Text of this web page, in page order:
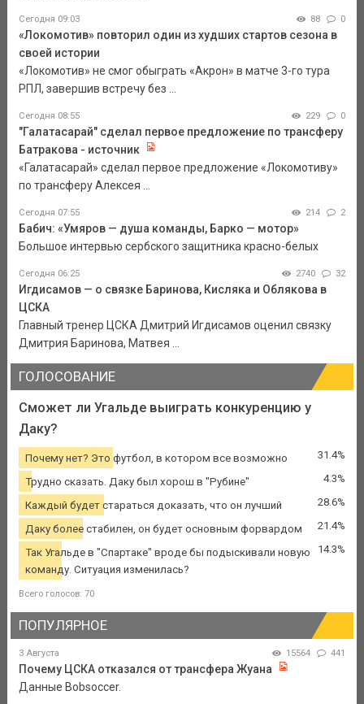
Сегодня 09:03 88 0
«Локомотив» повторил один из худших стартов сезона в
своей истории
«Локомотив» не смог обыграть «Акрон» в матче 3-го тура
РПЛ, завершив встречу без ...
Сегодня 08:55 229 0
"Галатасарай" сделал первое предложение по трансферу
Батракова - источник
«Галатасарай» сделал первое предложение «Локомотиву»
по трансферу Алексея ...
Сегодня 07:55 214 2
Бабич: «Умяров — душа команды, Барко — мотор»
Большое интервью сербского защитника красно-белых
Сегодня 06:25 2740 32
Игдисамов — о связке Баринова, Кисляка и Облякова в
ЦСКА
Главный тренер ЦСКА Дмитрий Игдисамов оценил связку
Дмитрия Баринова, Матвея ...
ГОЛОСОВАНИЕ
Сможет ли Угальде выиграть конкуренцию у
Даку?
Почему нет? Это футбол, в котором все возможно 31.4%
Трудно сказать. Даку был хорош в "Рубине" 4.3%
Каждый будет стараться доказать, что он лучший 28.6%
Даку более стабилен, он будет основным форвардом 21.4%
Так Угальде в "Спартаке" вроде бы подыскивали новую
команду. Ситуация изменилась?
14.3%
Всего голосов: 70
ПОПУЛЯРНОЕ
3 Августа 15564 441
Почему ЦСКА отказался от трансфера Жуана
Данные Bobsoccer.